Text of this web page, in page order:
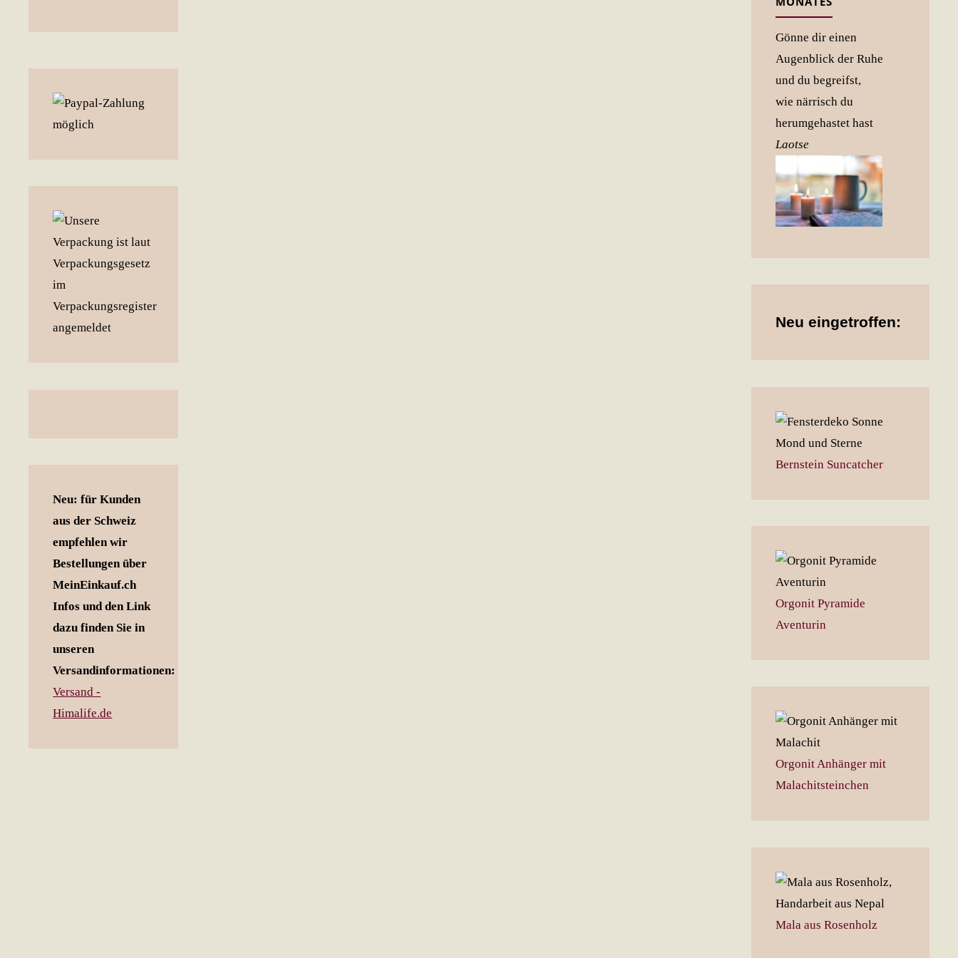
Neu: für Kunden
aus der Schweiz
empfehlen wir
Bestellungen über
MeinEinkauf.ch
Infos und den Link
dazu finden Sie in
unseren
Versandinformationen:
Versand -
Himalife.de
Gönne dir einen
Augenblick der Ruhe
und du begreifst,
wie närrisch du
herumgehastet hast
Laotse
Neu eingetroffen:
Bernstein Suncatcher
Orgonit Pyramide
Aventurin
Orgonit Anhänger mit
Malachitsteinchen
Mala aus Rosenholz